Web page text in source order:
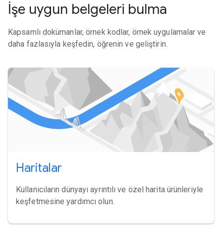
İşe uygun belgeleri bulma
Kapsamlı dokümanlar, örnek kodlar, örnek uygulamalar ve
daha fazlasıyla keşfedin, öğrenin ve geliştirin.
Haritalar
Kullanıcıların dünyayı ayrıntılı ve özel harita ürünleriyle
keşfetmesine yardımcı olun.